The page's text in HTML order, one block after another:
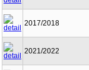
2017/2018
2021/2022